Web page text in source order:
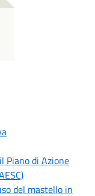
Piano di Azione
del mastello in